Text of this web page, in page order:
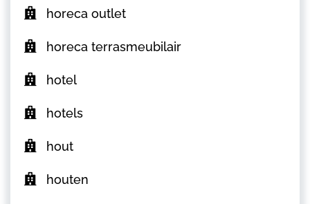
horeca outlet
horeca terrasmeubilair
hotel
hotels
hout
houten